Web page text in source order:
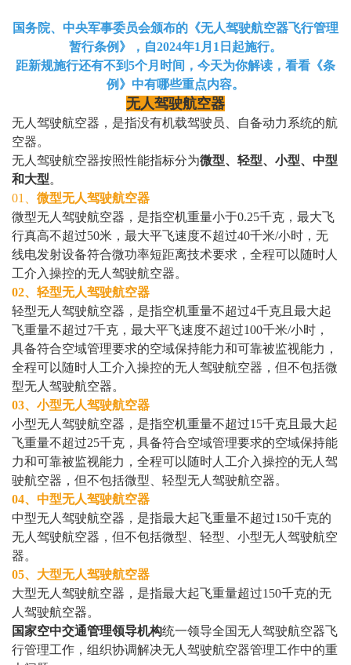
国务院、中央军事委员会颁布的《无人驾驶航空器飞行管理
暂行条例》，自2024年1月1日起施行。
距新规施行还有不到5个月时间，今天为你解读，看看《条
例》中有哪些重点内容。
无人驾驶航空器
无人驾驶航空器，是指没有机载驾驶员、自备动力系统的航
空器。
无人驾驶航空器按照性能指标分为微型、轻型、小型、中型
和大型。
01、 微型无人驾驶航空器
微型无人驾驶航空器，是指空机重量小于0.25千克，最大飞
行真高不超过50米，最大平飞速度不超过40千米/小时，无
线电发射设备符合微功率短距离技术要求，全程可以随时人
工介入操控的无人驾驶航空器。
02、轻型无人驾驶航空器
轻型无人驾驶航空器，是指空机重量不超过4千克且最大起
飞重量不超过7千克，最大平飞速度不超过100千米/小时，
具备符合空域管理要求的空域保持能力和可靠被监视能力，
全程可以随时人工介入操控的无人驾驶航空器，但不包括微
型无人驾驶航空器。
03、小型无人驾驶航空器
小型无人驾驶航空器，是指空机重量不超过15千克且最大起
飞重量不超过25千克，具备符合空域管理要求的空域保持能
力和可靠被监视能力，全程可以随时人工介入操控的无人驾
驶航空器，但不包括微型、轻型无人驾驶航空器。
04、中型无人驾驶航空器
中型无人驾驶航空器，是指最大起飞重量不超过150千克的
无人驾驶航空器，但不包括微型、轻型、小型无人驾驶航空
器。
05、大型无人驾驶航空器
大型无人驾驶航空器，是指最大起飞重量超过150千克的无
人驾驶航空器。
国家空中交通管理领导机构统一领导全国无人驾驶航空器飞
行管理工作，组织协调解决无人驾驶航空器管理工作中的重